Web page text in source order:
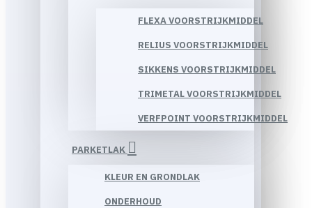
FLEXA VOORSTRIJKMIDDEL
RELIUS VOORSTRIJKMIDDEL
SIKKENS VOORSTRIJKMIDDEL
TRIMETAL VOORSTRIJKMIDDEL
VERFPOINT VOORSTRIJKMIDDEL
PARKETLAK
KLEUR EN GRONDLAK
ONDERHOUD